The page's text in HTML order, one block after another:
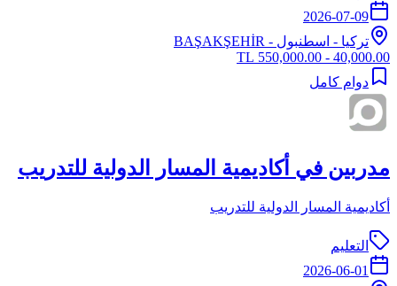
2026-07-09
تركيا - اسطنبول - BAŞAKŞEHİR
40,000.00 - 550,000.00 TL
دوام كامل
مدربين في أكاديمية المسار الدولية للتدريب
أكاديمية المسار الدولية للتدريب
التعليم
2026-06-01